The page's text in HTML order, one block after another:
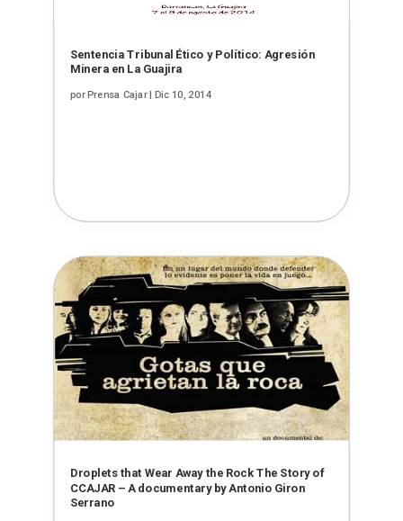
Sentencia Tribunal Ético y Político: Agresión
Minera en La Guajira
porPrensa Cajar| Dic 10, 2014
Droplets that Wear Away the Rock The Story of
CCAJAR – A documentary by Antonio Giron
Serrano